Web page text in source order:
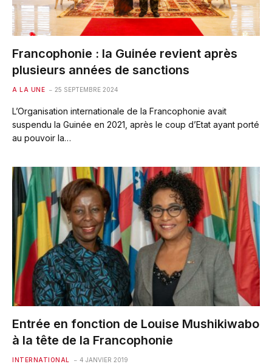
Francophonie : la Guinée revient après
plusieurs années de sanctions
A LA UNE 25 SEPTEMBRE 2024
L’Organisation internationale de la Francophonie avait
suspendu la Guinée en 2021, après le coup d’Etat ayant porté
au pouvoir la…
Entrée en fonction de Louise Mushikiwabo
à la tête de la Francophonie
INTERNATIONAL 4 JANVIER 2019